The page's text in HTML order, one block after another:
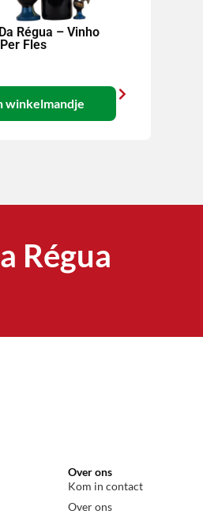
Régua – Vinho
Fles
winkelmandje
Régua
Over ons
Kom in contact
Over ons